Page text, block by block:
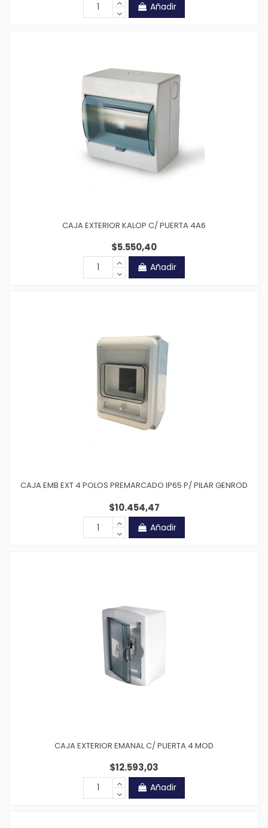
Añadir
CAJA EXTERIOR KALOP C/ PUERTA 4A6
$5.550,40
Añadir
CAJA EMB EXT 4 POLOS PREMARCADO IP65 P/ PILAR GENROD
$10.454,47
Añadir
CAJA EXTERIOR EMANAL C/ PUERTA 4 MOD
$12.593,03
Añadir